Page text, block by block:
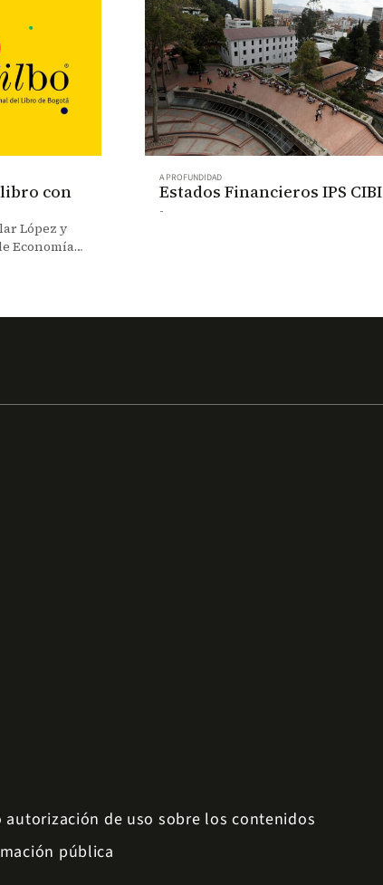
con
López y
Economía
A PROFUNDIDAD
Estados Financieros IPS CIBI
-
de uso sobre los contenidos
pública